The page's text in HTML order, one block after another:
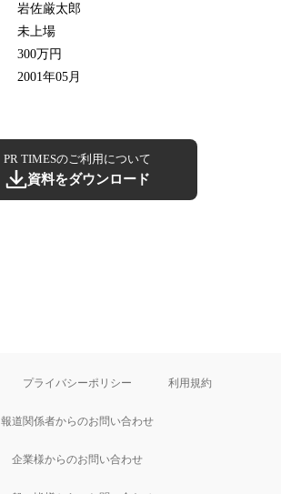
岩佐厳太郎
未上場
300万円
2001年05月
PR TIMESのご利用について
資料をダウンロード
プライバシーポリシー 利用規約
報道関係者からのお問い合わせ
企業様からのお問い合わせ